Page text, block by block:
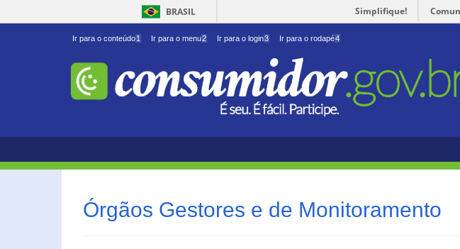
BRASIL Simplifique!
Ir para o conteúdo1 Ir para o menu2 Ir para o login3 Ir para o rodapé4
Órgãos Gestores e de Monitoramento